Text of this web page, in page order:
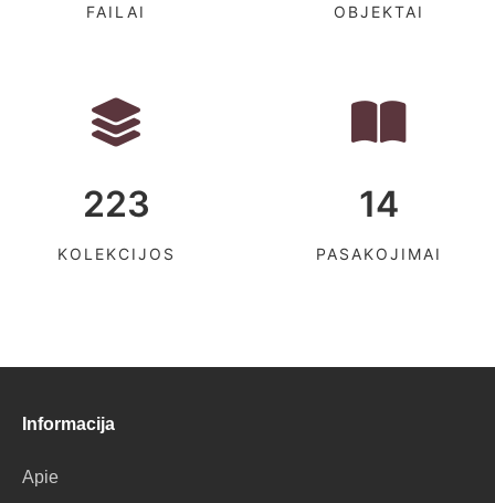
FAILAI OBJEKTAI
223
KOLEKCIJOS
14
PASAKOJIMAI
Informacija
Apie